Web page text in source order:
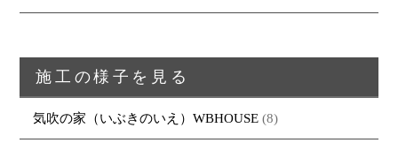
施工の様子を見る
気吹の家（いぶきのいえ）WBHOUSE (8)